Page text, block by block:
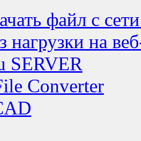
файл с
нагрузки на
SERVER
Converter